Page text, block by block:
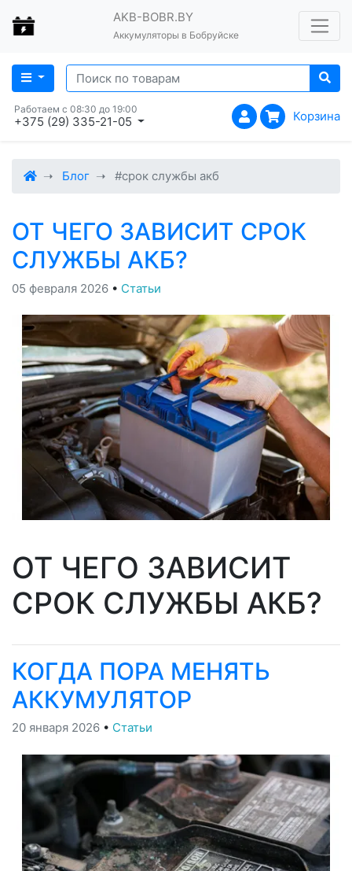
AKB-BOBR.BY
Аккумуляторы в Бобруйске
Работаем с 08:30 до 19:00
+375 (29) 335-21-05 Корзина
Блог #срок службы акб
ОТ ЧЕГО ЗАВИСИТ СРОК
СЛУЖБЫ АКБ?
05 февраля 2026 • Статьи
ОТ ЧЕГО ЗАВИСИТ
СРОК СЛУЖБЫ АКБ?
КОГДА ПОРА МЕНЯТЬ
АККУМУЛЯТОР
20 января 2026 • Статьи